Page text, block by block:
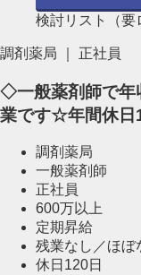
検討リスト（要
調剤薬局 ｜ 正社員
◇一般薬剤師で年
業です☆年間休日
調剤薬局
一般薬剤師
正社員
600万以上
定期昇給
残業なし／ほぼ
休日120日